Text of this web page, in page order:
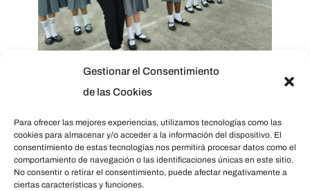
Gestionar el Consentimiento
de las Cookies
Para ofrecer las mejores experiencias, utilizamos tecnologías como las
cookies para almacenar y/o acceder a la información del dispositivo. El
consentimiento de estas tecnologías nos permitirá procesar datos como el
comportamiento de navegación o las identificaciones únicas en este sitio.
No consentir o retirar el consentimiento, puede afectar negativamente a
ciertas características y funciones.
CATEGORIES:NOTICIAS
SHARE: